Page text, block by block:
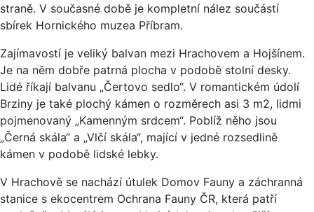
straně. V současné době je kompletní nález součástí
sbírek Hornického muzea Příbram.
Zajímavostí je veliký balvan mezi Hrachovem a Hojšínem.
Je na něm dobře patrná plocha v podobě stolní desky.
Lidé říkají balvanu „Čertovo sedlo“. V romantickém údolí
Brziny je také plochý kámen o rozměrech asi 3 m2, lidmi
pojmenovaný „Kamenným srdcem“. Poblíž něho jsou
„Černá skála“ a „Vlčí skála“, mající v jedné rozsedlině
kámen v podobě lidské lebky.
V Hrachově se nachází útulek Domov Fauny a záchranná
stanice s ekocentrem Ochrana Fauny ČR, která patří